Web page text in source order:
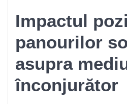
Impactul
panourilor
asupra
înconjurător